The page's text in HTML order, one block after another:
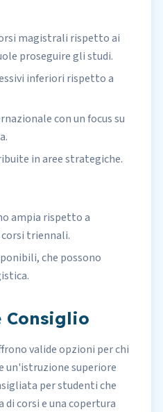
magistrali rispetto ai
proseguire gli studi.
inferiori rispetto a
con un focus su
in aree strategiche.
ampia rispetto a
triennali.
che possono
Consiglio
valide opzioni per chi
un'istruzione superiore
per studenti che
di corsi e una copertura